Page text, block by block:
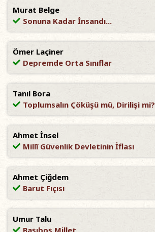
Murat Belge
Sonuna Kadar İnsandı...
Ömer Laçiner
Depremde Orta Sınıflar
Tanıl Bora
Toplumsalın Çöküşü mü, Dirilişi mi?
Ahmet İnsel
Millî Güvenlik Devletinin İflası
Ahmet Çiğdem
Barut Fıçısı
Umur Talu
Başıboş Millet